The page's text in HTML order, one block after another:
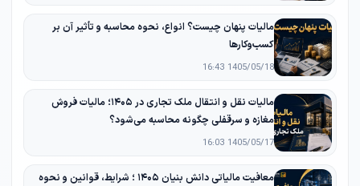
مالیات پنهان چیست؟ انواع، نحوه محاسبه و تأثیر آن بر
کسب‌وکارها
1405/05/18 16:43
مالیات نقل و انتقال ملک تجاری در ۱۴۰۵؛ مالیات فروش
مغازه و سرقفلی چگونه محاسبه می‌شود؟
1405/05/17 16:03
معافیت مالیاتی دانش‌ بنیان ۱۴۰۵ ؛ شرایط، قوانین و نحوه